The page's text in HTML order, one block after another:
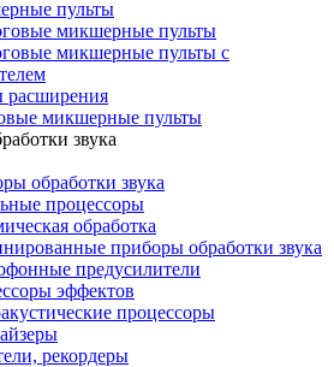
пульты
микшерные пульты
микшерные пульты с
расширения
микшерные пульты
звука
обработки звука
процессоры
обработка
приборы обработки звука
предусилители
эффектов
процессоры
рекордеры